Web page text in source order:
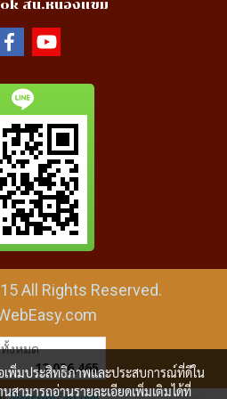
สน.หนองแขม
All Rights Reserved.
งหมด
12,036,465
เพิ่มประสิทธิภาพและประสบการณ์ที่ดีใน
สามารถอ่านรายละเอียดเพิ่มเติมได้ที่